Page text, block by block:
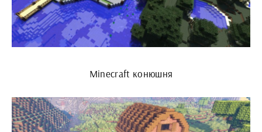
Minecraft конюшня